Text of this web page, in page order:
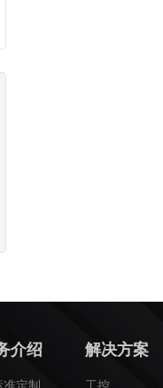
介绍
定制
解决方案
工控